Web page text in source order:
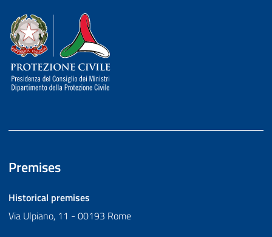
Dipartimento della Protezione Civile
Premises
Historical premises
Via Ulpiano, 11 - 00193 Rome